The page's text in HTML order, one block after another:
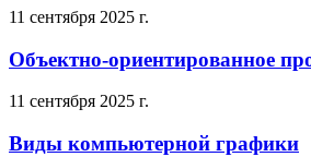
11 сентября 2025 г.
Объектно-ориентированное
11 сентября 2025 г.
Виды компьютерной графики